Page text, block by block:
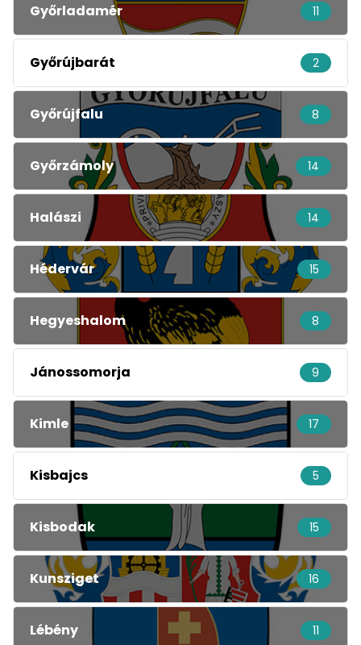
Győrladamér 11
Győrújbarát 2
Győrújfalu 8
Győrzámoly 14
Halászi 14
Hédervár 15
Hegyeshalom 8
Jánossomorja 9
Kimle 17
Kisbajcs 5
Kisbodak 15
Kunsziget 16
Lébény 11